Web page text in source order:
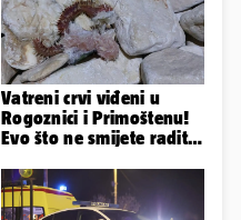
Vatreni crvi viđeni u
Rogoznici i Primoštenu!
Evo što ne smijete raditi